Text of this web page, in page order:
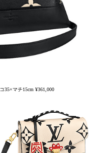
35×マチ15cm ¥361,000